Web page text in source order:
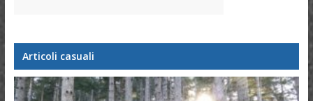
Articoli casuali